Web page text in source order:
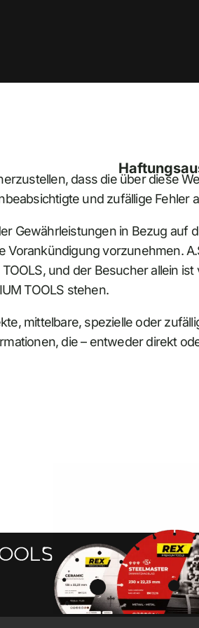
dass die über
und zufällige Fehler
Gewährleistungen in Bezug
vorzunehmen.
TOOLS, und der Besucher
TOOLS stehen.
mittelbare, spezielle oder
die – entweder direkt